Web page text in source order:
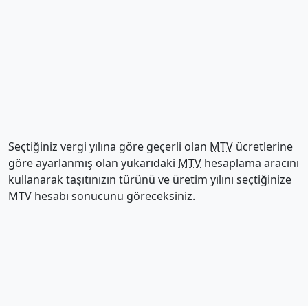
Seçtiğiniz vergi yılına göre geçerli olan MTV ücretlerine
göre ayarlanmış olan yukarıdaki MTV hesaplama aracını
kullanarak taşıtınızın türünü ve üretim yılını seçtiğinize
MTV hesabı sonucunu göreceksiniz.